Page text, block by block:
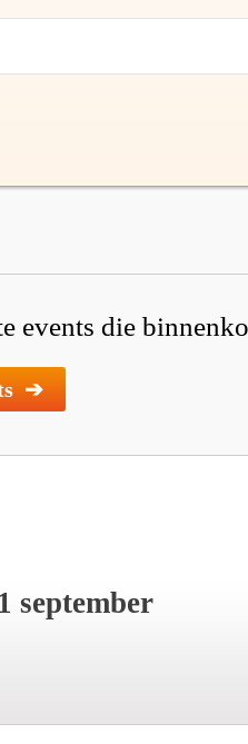
events die
➔
september